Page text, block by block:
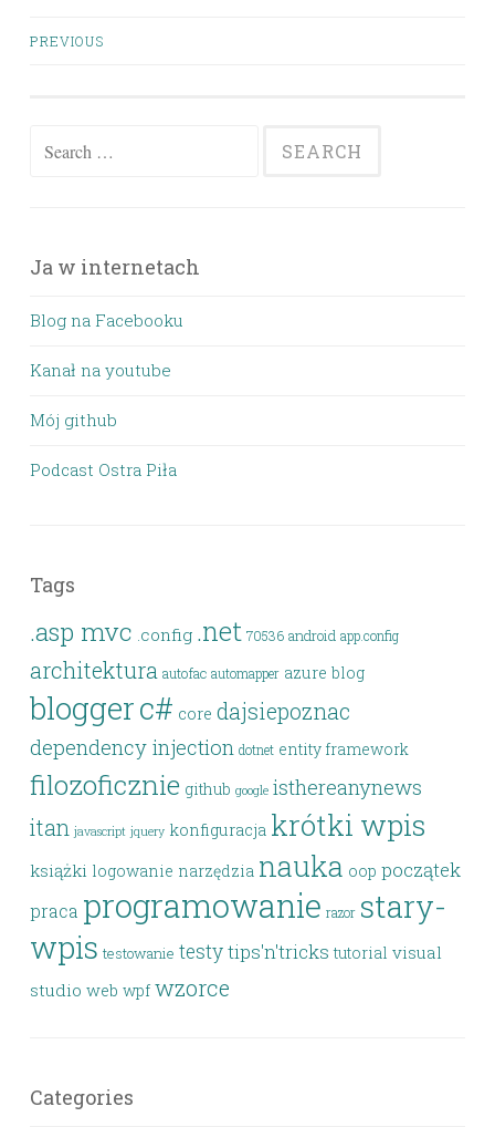
Posts
PREVIOUS
Ja w internetach
Blog na Facebooku
Kanał na youtube
Mój github
Podcast Ostra Piła
Tags
.asp mvc .config .net 70536 android app.config
architektura autofac automapper azure blog
bloggerc# core dajsiepoznac
dependency injection dotnet entity framework
filozoficznie github google isthereanynews
itan javascript jquery konfiguracja krótki wpis
książki logowanie narzędzia nauka oop początek
praca programowanie razor stary-
wpis testowanie testytips'n'tricks tutorial visual
studio web wpf wzorce
Categories